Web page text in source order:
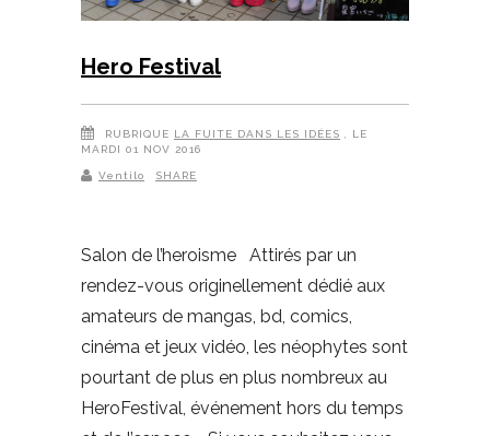
Hero Festival
RUBRIQUE LA FUITE DANS LES IDÉES
, LE
MARDI 01 NOV 2016
Ventilo SHARE
Salon de l’heroisme Attirés par un
rendez-vous originellement dédié aux
amateurs de mangas, bd, comics,
cinéma et jeux vidéo, les néophytes sont
pourtant de plus en plus nombreux au
HeroFestival, événement hors du temps